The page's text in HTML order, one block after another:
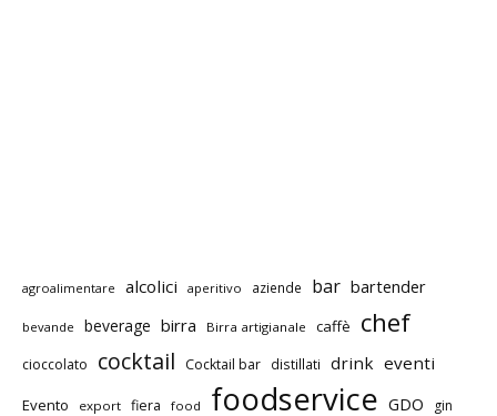
agroalimentare alcolici aperitivo aziende bar bartender
bevande beverage birra Birra artigianale caffè chef
cioccolato cocktail Cocktail bar distillati drink eventi
Evento export fiera food foodservice GDO gin